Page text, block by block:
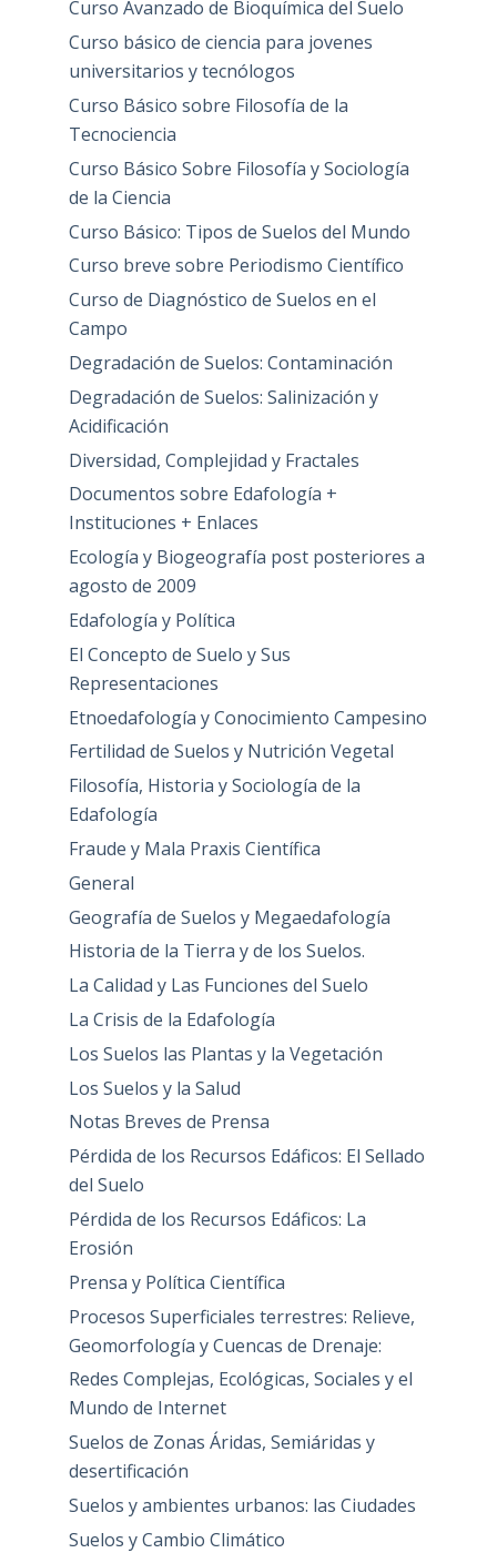
Curso Avanzado de Bioquímica del Suelo
Curso básico de ciencia para jovenes
universitarios y tecnólogos
Curso Básico sobre Filosofía de la
Tecnociencia
Curso Básico Sobre Filosofía y Sociología
de la Ciencia
Curso Básico: Tipos de Suelos del Mundo
Curso breve sobre Periodismo Científico
Curso de Diagnóstico de Suelos en el
Campo
Degradación de Suelos: Contaminación
Degradación de Suelos: Salinización y
Acidificación
Diversidad, Complejidad y Fractales
Documentos sobre Edafología +
Instituciones + Enlaces
Ecología y Biogeografía post posteriores a
agosto de 2009
Edafología y Política
El Concepto de Suelo y Sus
Representaciones
Etnoedafología y Conocimiento Campesino
Fertilidad de Suelos y Nutrición Vegetal
Filosofía, Historia y Sociología de la
Edafología
Fraude y Mala Praxis Científica
General
Geografía de Suelos y Megaedafología
Historia de la Tierra y de los Suelos.
La Calidad y Las Funciones del Suelo
La Crisis de la Edafología
Los Suelos las Plantas y la Vegetación
Los Suelos y la Salud
Notas Breves de Prensa
Pérdida de los Recursos Edáficos: El Sellado
del Suelo
Pérdida de los Recursos Edáficos: La
Erosión
Prensa y Política Científica
Procesos Superficiales terrestres: Relieve,
Geomorfología y Cuencas de Drenaje:
Redes Complejas, Ecológicas, Sociales y el
Mundo de Internet
Suelos de Zonas Áridas, Semiáridas y
desertificación
Suelos y ambientes urbanos: las Ciudades
Suelos y Cambio Climático